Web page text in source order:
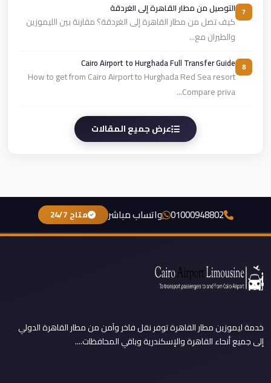
التوصيل من مطار القاهرة إلى الغردقة
كيف تصل من مطار القاهرة إلى الغردقة؟ مقارنة بين الليموزين
والطيران مع...
Cairo Airport to Hurghada Full Transfer Guide
How to get from Cairo Airport to Hurghada Red Sea resort
Compare priva...
عرض جميع المقالات
01000948802 واتساب مباشر متاح 24/7
خدمة ليموزين مطار القاهرة توفر نقل فاخر وآمن من مطار القاهرة الدولي
إلى جميع أنحاء القاهرة والإسكندرية وباقي المحافظات....